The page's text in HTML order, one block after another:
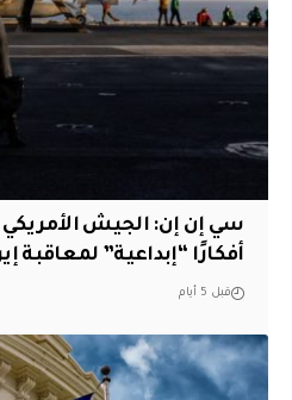
سي إن إن: الجيش
أفكارًا “إبداعية” لمعاقبة
قبل 5 أيام